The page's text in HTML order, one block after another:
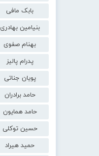
بابک مافی
بنیامین بهادری
بهنام صفوی
پدرام پالیز
پویان جناتی
حامد برادران
حامد همایون
حسین توکلی
حمید هیراد